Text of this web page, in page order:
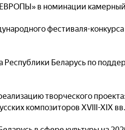
в номинации камерный
фестиваля-конкурса
Беларусь по
творческого
композиторов ХVIII-XIX